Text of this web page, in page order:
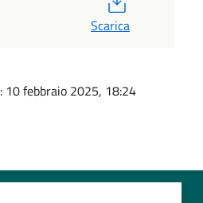
Scarica
: 10 febbraio 2025, 18:24